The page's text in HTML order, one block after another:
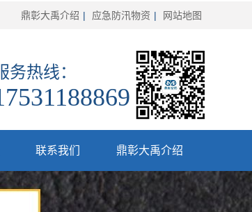
鼎彰大禹介绍 | 应急防汛物资 | 网站地图
务热线：
联系我们 鼎彰大禹介绍